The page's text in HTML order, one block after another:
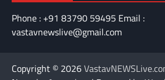
Phone : +91 83790 59495 Email :
vastavnewslive@gmail.com
Copyright © 2026